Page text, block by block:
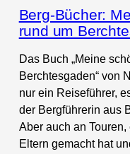
Berg-Bücher:
rund um
Das Buch „Meine
Berchtesgaden“ von
nur ein Reiseführer,
der Bergführerin aus
Aber auch an
Eltern gemacht hat